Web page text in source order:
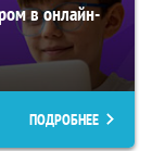
в онлайн-
ПОДРОБНЕЕ